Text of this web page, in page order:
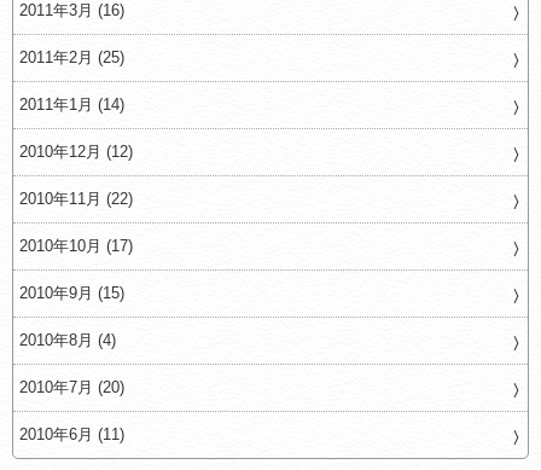
2011年3月 (16)
2011年2月 (25)
2011年1月 (14)
2010年12月 (12)
2010年11月 (22)
2010年10月 (17)
2010年9月 (15)
2010年8月 (4)
2010年7月 (20)
2010年6月 (11)